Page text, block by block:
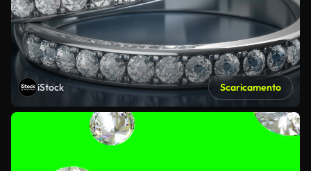
iStock Scaricamento